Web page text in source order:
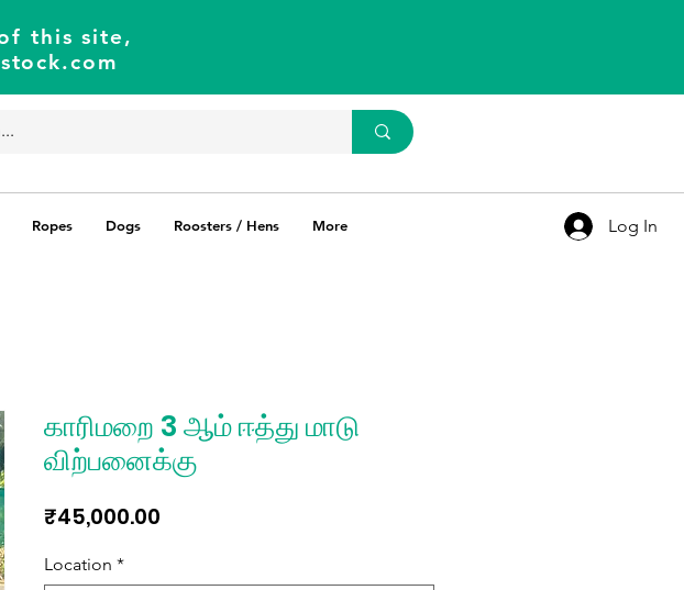
this site,
Ropes Dogs Roosters / Hens More Log In
காரிமறை 3 ஆம் ஈத்து மாடு
விற்பனைக்கு
₹45,000.00
Location *